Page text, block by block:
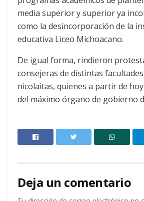
media superior y superior ya
como la desincorporación de la
educativa Liceo Michoacano.
De igual forma, rindieron
consejeras de distintas
nicolaitas, quienes a partir de
del máximo órgano de gobierno
Deja un comentario